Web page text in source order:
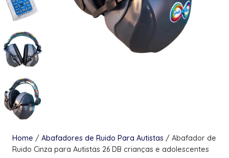
Home / Abafadores de Ruido Para Autistas / Abafador de
Ruido Cinza para Autistas 26 DB crianças e adolescentes